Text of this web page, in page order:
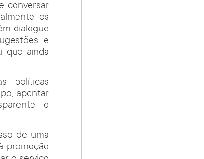
conversar
os
dialogue
e
que ainda
políticas
apontar
e
de uma
promoção